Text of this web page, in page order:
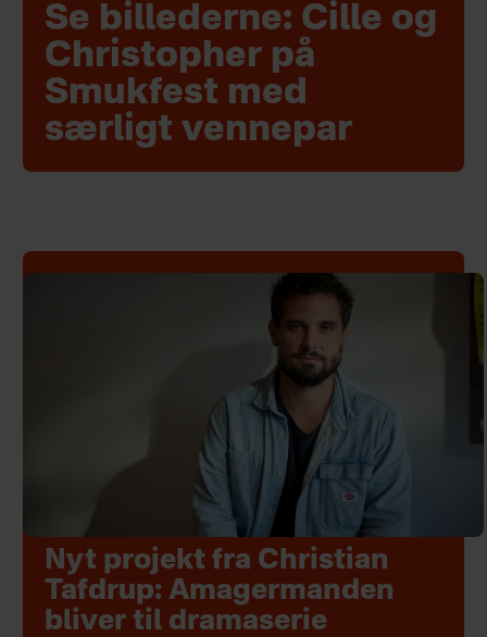
Se billederne: Cille og
Christopher på
Smukfest med
særligt vennepar
Nyt projekt fra Christian
Tafdrup: Amagermanden
bliver til dramaserie